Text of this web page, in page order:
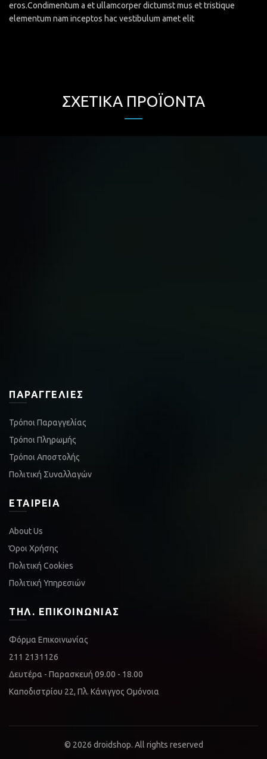
eros.Condimentum a et ullamcorper dictumst mus et tristique
elementum nam inceptos hac vestibulum amet elit
ΣΧΕΤΙΚΆ ΠΡΟΪΌΝΤΑ
ΠΑΡΑΓΓΕΛΊΕΣ
Τρόποι Παραγγελίας
Τρόποι Πληρωμής
Τρόποι Αποστολής
Πολιτική Συναλλαγών
ΕΤΑΙΡΕΊΑ
About Us
Όροι Χρήσης
Πολιτική Cookies
Πολιτική Υπηρεσιών
ΤΗΛ. ΕΠΙΚΟΙΝΩΝΊΑΣ
Φόρμα Επικοινωνίας
211 2131126
Δευτέρα - Παρασκευή 09.00 - 18.00
Καποδιστρίου 22, Πλ. Κάνιγγος Ομόνοια
© 2026 droidshop. All rights reserved